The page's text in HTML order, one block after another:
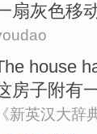
扇灰色移
house
房子附有
《新英汉大辞